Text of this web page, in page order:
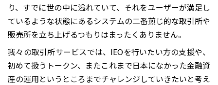
り、すでに世の中に溢れていて、それをユーザーが満足し
ているような状態にあるシステムの二番煎じ的な取引所や
販売所を立ち上げるつもりはまったくありません。
我々の取引所サービスでは、IEOを行いたい方の支援や、
初めて扱うトークン、またこれまで日本になかった金融資
産の運用というところまでチャレンジしていきたいと考え